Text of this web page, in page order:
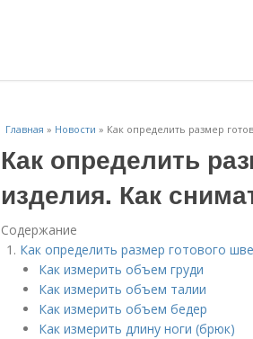
Главная » Новости » Как определить размер
Как определить
изделия. Как
Содержание
Как определить размер готового
Как измерить объем груди
Как измерить объем талии
Как измерить объем бедер
Как измерить длину ноги (брюк)